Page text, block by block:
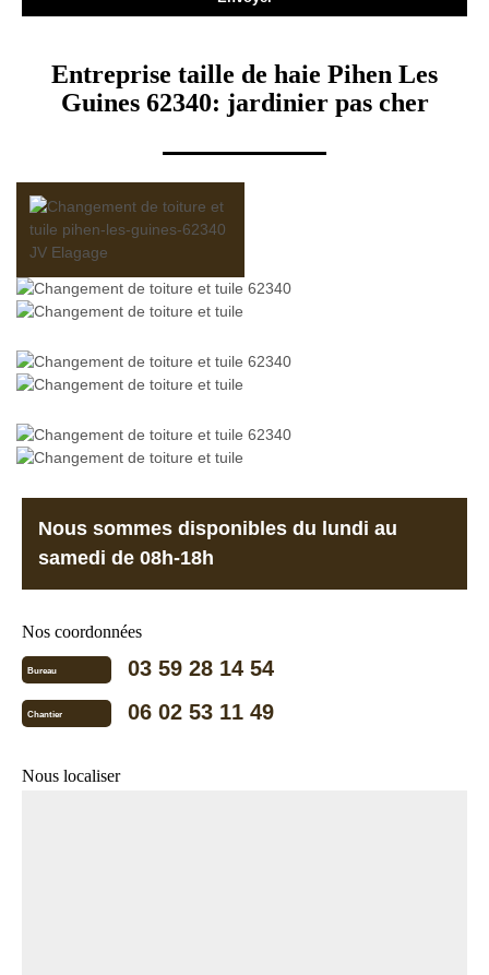
Entreprise taille de haie Pihen Les
Guines 62340: jardinier pas cher
Nous sommes disponibles du lundi au
samedi de 08h-18h
Nos coordonnées
Bureau 03 59 28 14 54
Chantier 06 02 53 11 49
Nous localiser